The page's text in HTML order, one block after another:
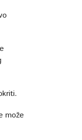
može